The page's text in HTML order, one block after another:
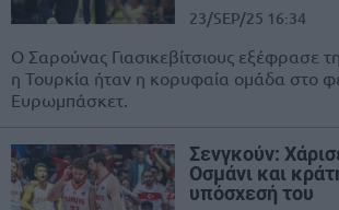
23/SEP/25 16:34
Ο Σαρούνας Γιασικεβίτσιους εξέφρασε
η Τουρκία ήταν η κορυφαία ομάδα στο
Ευρωμπάσκετ.
Σενγκούν:
Οσμάνι και
υπόσχεσή του